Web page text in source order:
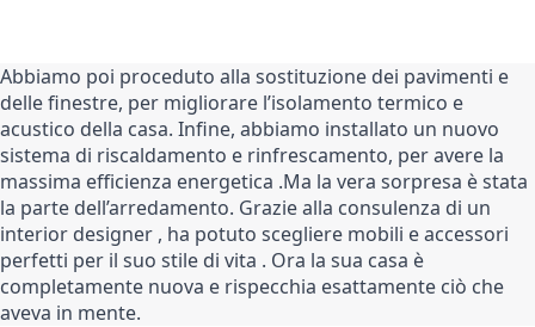
Abbiamo poi proceduto alla sostituzione dei pavimenti e
delle finestre, per migliorare l’isolamento termico e
acustico della casa. Infine, abbiamo installato un nuovo
sistema di riscaldamento e rinfrescamento, per avere la
massima efficienza energetica .Ma la vera sorpresa è stata
la parte dell’arredamento. Grazie alla consulenza di un
interior designer , ha potuto scegliere mobili e accessori
perfetti per il suo stile di vita . Ora la sua casa è
completamente nuova e rispecchia esattamente ciò che
aveva in mente.